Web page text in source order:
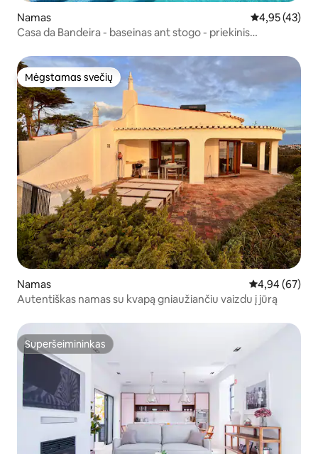
Namas Vidutinis
4,95 (43)
Casa da Bandeira - baseinas ant stogo - priekinis
Mėgstamas svečių
Mėgstamas svečių
Namas Vidutinis
4,94 (67)
Autentiškas namas su kvapą gniaužiančiu vaizdu į jūrą
Superšeimininkas
Superšeimininkas